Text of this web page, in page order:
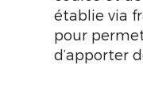
établie via
pour
d’apporter